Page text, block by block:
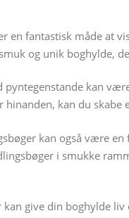
en fantastisk måde at
og unik boghylde,
pyntegenstande kan
kan du skabe
kan også være
i smukke
give din boghylde